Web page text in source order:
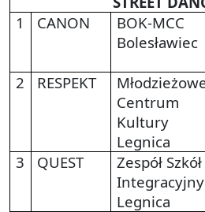
1
CANON
BOK-MCC
Bolesławiec
2
RESPEKT
Centrum
Kultury
Legnica
3 QUEST
Zespół Szkół
Legnica